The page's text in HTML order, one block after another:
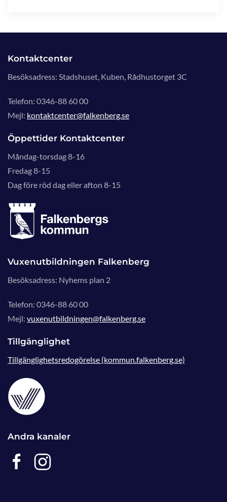
Kontaktcenter
Besöksadress: Stadshuset, Kuben, Rådhustorget 3C
Telefon: 0346-88 60 00
Mejl: kontaktcenter@falkenberg.se
Öppettider Kontaktcenter
Måndag-torsdag 8-16
Fredag 8-15
Dag före röd dag eller afton 8-15
Vuxenutbildningen Falkenberg
Besöksadress: Nyhems plan 2
Telefon: 0346-88 60 00
Mejl: vuxenutbildningen@falkenberg.se
Tillgänglighet
Tillgänglighetsredogörelse (kommun.falkenberg.se)
Andra kanaler